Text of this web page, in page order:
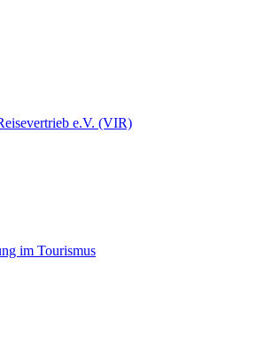
e.V. (VIR)
im Tourismus